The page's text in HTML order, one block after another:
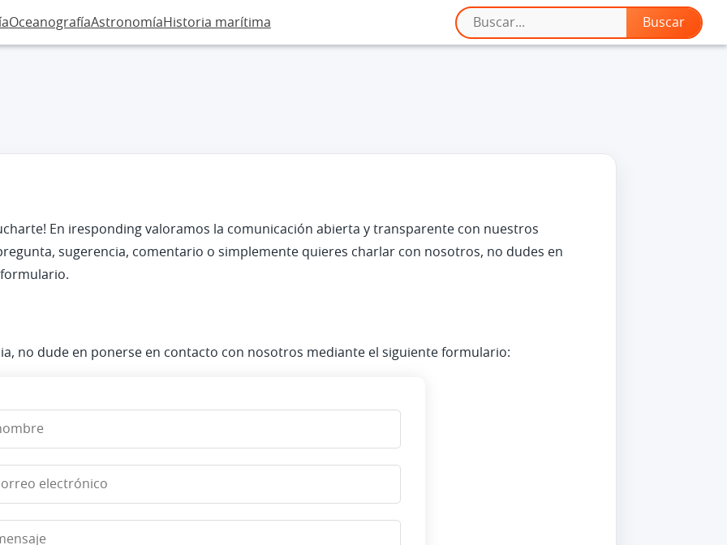
OceanografíaAstronomía Historia marítima
En iresponding valoramos la comunicación abierta y transparente con nuestros
sugerencia, comentario o simplemente quieres charlar con nosotros, no dudes en
no dude en ponerse en contacto con nosotros mediante el siguiente formulario: